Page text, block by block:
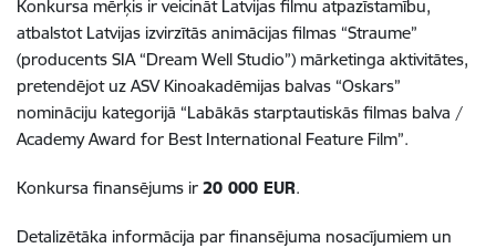
Konkursa mērķis ir veicināt Latvijas filmu atpazīstamību,
atbalstot Latvijas izvirzītās animācijas filmas “Straume”
(producents SIA “Dream Well Studio”) mārketinga aktivitātes,
pretendējot uz ASV Kinoakadēmijas balvas “Oskars”
nomināciju kategorijā “Labākās starptautiskās filmas balva /
Academy Award for Best International Feature Film”.
Konkursa finansējums ir 20 000 EUR.
Detalizētāka informācija par finansējuma nosacījumiem un